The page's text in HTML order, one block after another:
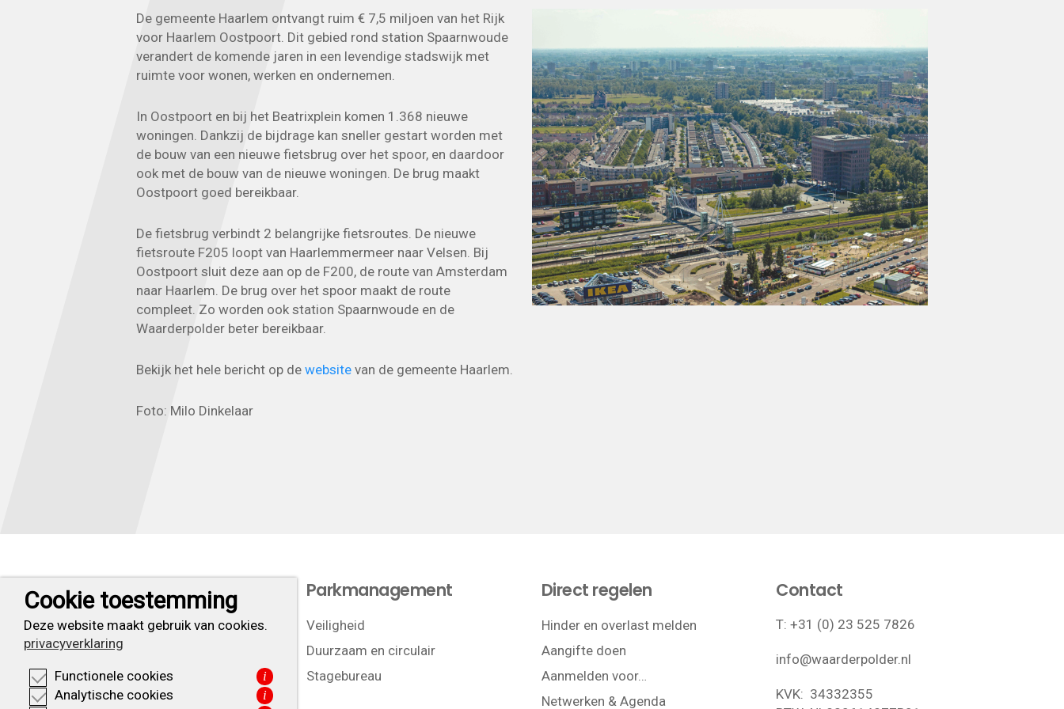
De gemeente Haarlem ontvangt ruim € 7,5 miljoen van het Rijk
voor Haarlem Oostpoort. Dit gebied rond station Spaarnwoude
verandert de komende jaren in een levendige stadswijk met
ruimte voor wonen, werken en ondernemen.
In Oostpoort en bij het Beatrixplein komen 1.368 nieuwe
woningen. Dankzij de bijdrage kan sneller gestart worden met
de bouw van een nieuwe fietsbrug over het spoor, en daardoor
ook met de bouw van de nieuwe woningen. De brug maakt
Oostpoort goed bereikbaar.
De fietsbrug verbindt 2 belangrijke fietsroutes. De nieuwe
fietsroute F205 loopt van Haarlemmermeer naar Velsen. Bij
Oostpoort sluit deze aan op de F200, de route van Amsterdam
naar Haarlem. De brug over het spoor maakt de route
compleet. Zo worden ook station Spaarnwoude en de
Waarderpolder beter bereikbaar.
Bekijk het hele bericht op de website van de gemeente Haarlem.
Foto: Milo Dinkelaar
Let’s do business
Ligging
Parkmanagement
Veiligheid
Duurzaam en circulair
Stagebureau
Direct regelen
Hinder en overlast melden
Aangifte doen
Aanmelden voor…
Netwerken & Agenda
Contact
T:+31 (0) 23 525 7826
info@waarderpolder.nl
KVK: 34332355
Cookie toestemming
Deze website maakt gebruik van cookies.
privacyverklaring
Functionele cookies i
Analytische cookies i